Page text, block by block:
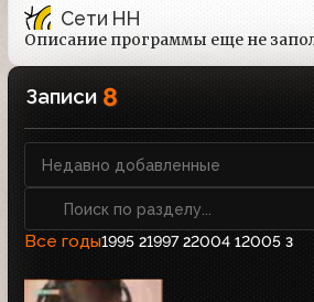
Сети НН
Описание программы еще не
Записи 8
Все годы1995 21997 22004 12005 3